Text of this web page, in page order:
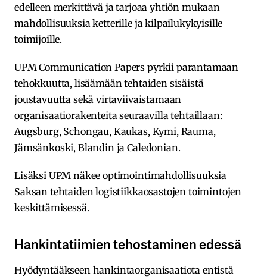
edelleen merkittävä ja tarjoaa yhtiön mukaan
mahdollisuuksia ketterille ja kilpailukykyisille
toimijoille.
UPM Communication Papers pyrkii parantamaan
tehokkuutta, lisäämään tehtaiden sisäistä
joustavuutta sekä virtaviivaistamaan
organisaatiorakenteita seuraavilla tehtaillaan:
Augsburg, Schongau, Kaukas, Kymi, Rauma,
Jämsänkoski, Blandin ja Caledonian.
Lisäksi UPM näkee optimointimahdollisuuksia
Saksan tehtaiden logistiikkaosastojen toimintojen
keskittämisessä.
Hankintatiimien tehostaminen edessä
Hyödyntääkseen hankintaorganisaatiota entistä